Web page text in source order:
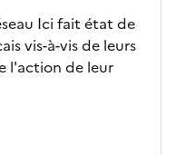
Ici fait état de
vis-à-vis de leurs
l'action de leur